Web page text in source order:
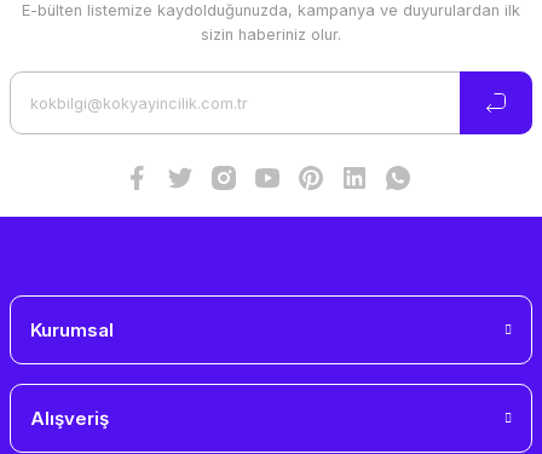
Ürün resmi kalitesiz, bozuk veya görüntülenemiyor.
E-bülten listemize kaydolduğunuzda, kampanya ve duyurulardan ilk
sizin haberiniz olur.
Kurumsal
Alışveriş